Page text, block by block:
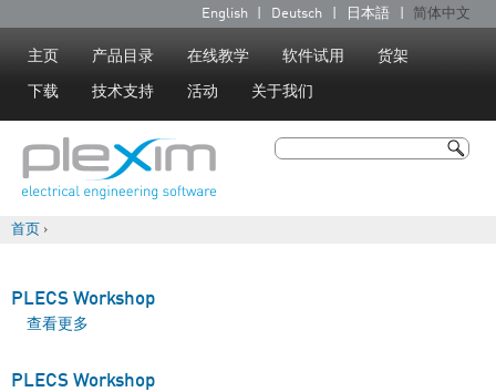
Jump to navigation
语
言
English Deutsch 日本語 简体中文
主页 产品目录 在线教学 软件试用 货架
下载 技术支持 活动 关于我们
搜索
首页 ›
PLECS Workshop
查看更多
PLECS Workshop